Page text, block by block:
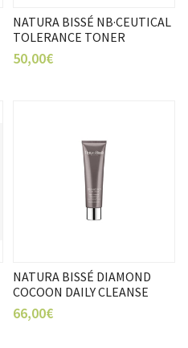
NATURA BISSÉ NB·CEUTICAL
TOLERANCE TONER
50,00€
NATURA BISSÉ DIAMOND
COCOON DAILY CLEANSE
66,00€